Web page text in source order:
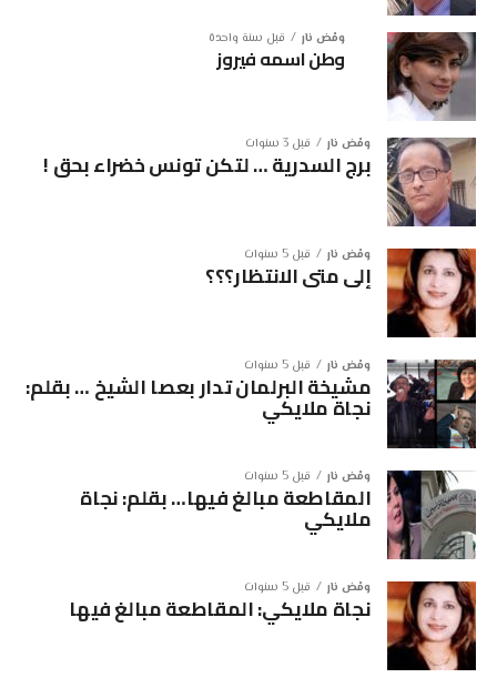
ومْض نار قبل سنة واحدة
وطن اسمه فيروز
ومْض نار قبل 3 سنوات
برج السدرية … لتكن تونس خضراء بحق !
ومْض نار قبل 5 سنوات
إلى متى الانتظار؟؟؟
ومْض نار قبل 5 سنوات
مشيخة البرلمان تدار بعصا الشيخ … بقلم:
نجاة ملايكي
ومْض نار قبل 5 سنوات
المقاطعة مبالغ فيها… بقلم: نجاة
ملايكي
ومْض نار قبل 5 سنوات
نجاة ملايكي: المقاطعة مبالغ فيها